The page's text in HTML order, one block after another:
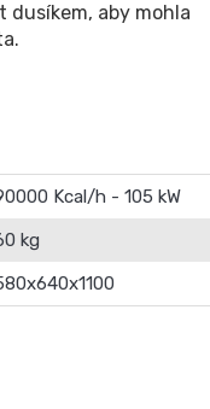
dusíkem, aby mohla
Kcal/h - 105 kW
kg